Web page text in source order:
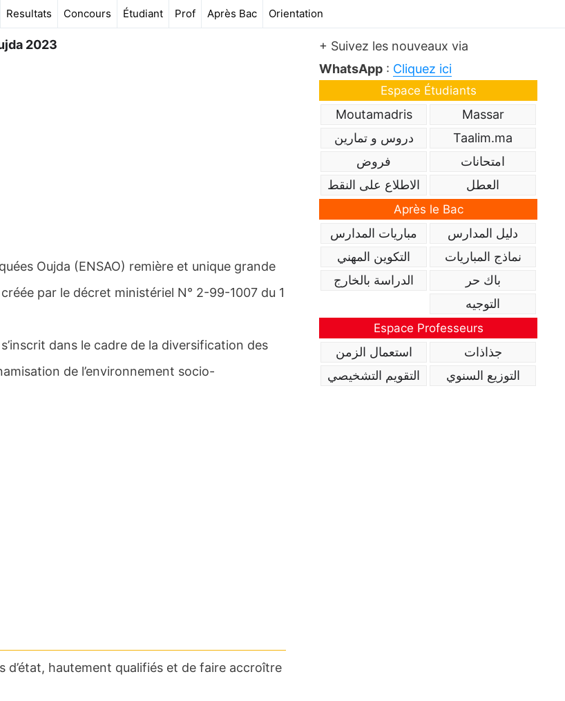
Resultats Concours Étudiant Prof Après Bac Orientation
2023
Oujda (ENSAO) remière et unique grande
par le décret ministériel N° 2-99-1007 du 1
dans le cadre de la diversification des
de l’environnement socio-
d’état, hautement qualifiés et de faire accroître
+ Suivez les nouveaux via
WhatsApp : Cliquez ici
Espace Étudiants
Massar
Moutamadris
Taalim.ma
دروس و تمارين
امتحانات
فروض
العطل
الاطلاع على النقط
Après le Bac
دليل المدارس
مباريات المدارس
نماذج المباريات
التكوين المهني
باك حر
الدراسة بالخارج
التوجيه
Espace Professeurs
جذاذات
استعمال الزمن
التوزيع السنوي
التقويم التشخيصي